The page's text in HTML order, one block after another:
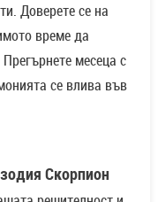
Доверете се на
време да
месеца с
се влива във
Скорпион